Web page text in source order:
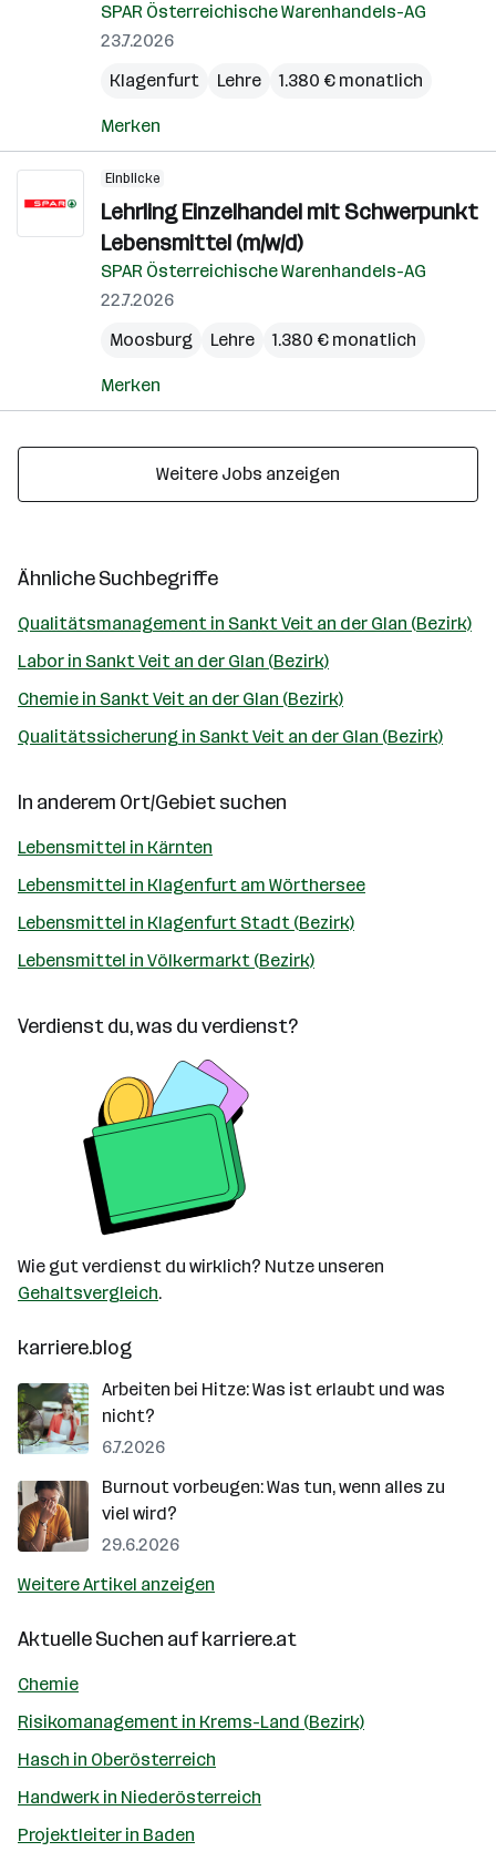
SPAR Österreichische Warenhandels-AG
23.7.2026
Klagenfurt
Lehre 1.380 € monatlich
Merken
Einblicke
Lehrling Einzelhandel mit Schwerpunkt
Lebensmittel (m/w/d)
SPAR Österreichische Warenhandels-AG
22.7.2026
Moosburg
Lehre 1.380 € monatlich
Merken
Weitere Jobs anzeigen
Ähnliche Suchbegriffe
Qualitätsmanagement in Sankt Veit an der Glan (Bezirk)
Labor in Sankt Veit an der Glan (Bezirk)
Chemie in Sankt Veit an der Glan (Bezirk)
Qualitätssicherung in Sankt Veit an der Glan (Bezirk)
In anderem Ort/Gebiet suchen
Lebensmittel in Kärnten
Lebensmittel in Klagenfurt am Wörthersee
Lebensmittel in Klagenfurt Stadt (Bezirk)
Lebensmittel in Völkermarkt (Bezirk)
Verdienst du, was du verdienst?
Wie gut verdienst du wirklich? Nutze unseren
Gehaltsvergleich.
karriere.blog
Arbeiten bei Hitze: Was ist erlaubt und was
nicht?
6.7.2026
Burnout vorbeugen: Was tun, wenn alles zu
viel wird?
29.6.2026
Weitere Artikel anzeigen
Aktuelle Suchen aufkarriere.at
Chemie
Risikomanagement in Krems-Land (Bezirk)
Hasch in Oberösterreich
Handwerk in Niederösterreich
Projektleiter in Baden